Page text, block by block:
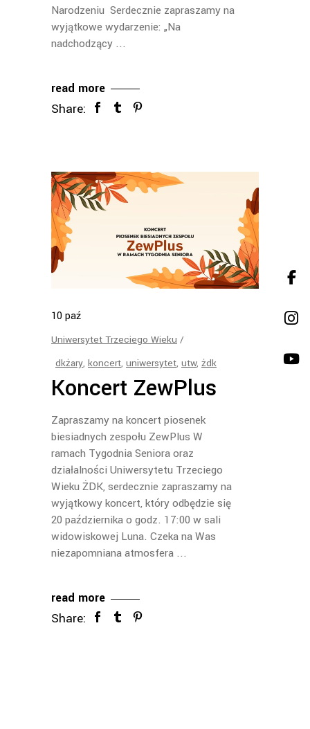
Narodzeniu Serdecznie zapraszamy na
wyjątkowe wydarzenie: „Na
nadchodzący
read more
Share:
10paź
Uniwersytet Trzeciego Wieku
dkżary, koncert, uniwersytet, utw, żdk
Koncert ZewPlus
Zapraszamy na koncert piosenek
biesiadnych zespołu ZewPlus W
ramach Tygodnia Seniora oraz
działalności Uniwersytetu Trzeciego
Wieku ŻDK, serdecznie zapraszamy na
wyjątkowy koncert, który odbędzie się
20 października o godz. 17:00 w sali
widowiskowej Luna. Czeka na Was
niezapomniana atmosfera
read more
Share: